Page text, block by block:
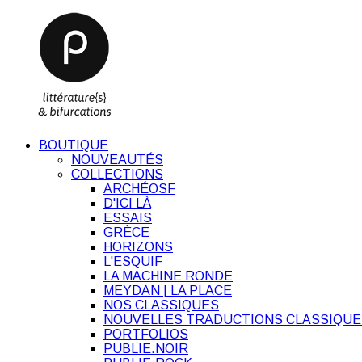
BOUTIQUE
NOUVEAUTÉS
COLLECTIONS
ARCHÉOSF
D'ICI LÀ
ESSAIS
GRÈCE
HORIZONS
L'ESQUIF
LA MACHINE RONDE
MEYDAN | LA PLACE
NOS CLASSIQUES
NOUVELLES TRADUCTIONS
PORTFOLIOS
PUBLIE.NOIR